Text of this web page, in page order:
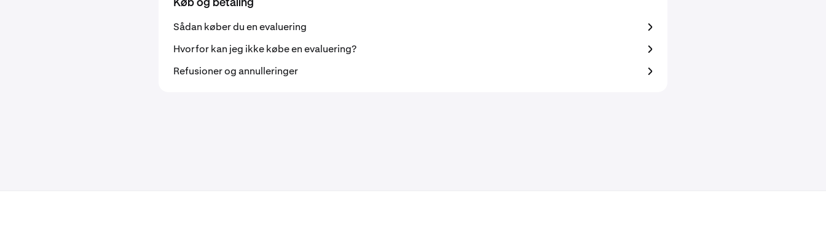
Køb og betaling
Sådan køber du en evaluering
Hvorfor kan jeg ikke købe en evaluering?
Refusioner og annulleringer